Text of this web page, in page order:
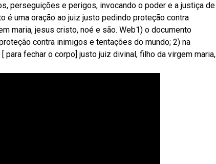
perseguições e perigos, invocando o poder e a justiça de
é uma oração ao juiz justo pedindo proteção contra
maria, jesus cristo, noé e são. Web1) o documento
contra inimigos e tentações do mundo; 2) na
fechar o corpo] justo juiz divinal, filho da virgem maria,